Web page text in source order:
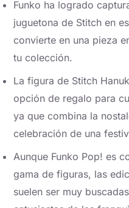
Funko ha logrado
juguetona de Stitch en
convierte en una pieza
tu colección.
La figura de Stitch
opción de regalo para
ya que combina la
celebración de una
Aunque Funko Pop! es
gama de figuras, las
suelen ser muy